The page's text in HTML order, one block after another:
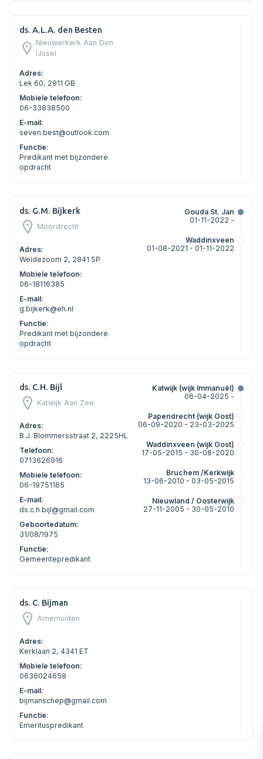
ds. A.L.A. den Besten
Nieuwerkerk Aan Den
IJssel
Adres:
Lek 60, 2911 GB
Mobiele telefoon:
06-33838500
E-mail:
seven.best@outlook.com
Functie:
Predikant met bijzondere
opdracht
ds. G.M. Bijkerk
Moordrecht
Adres:
Weidezoom 2, 2841 SP
Mobiele telefoon:
06-18116385
E-mail:
g.bijkerk@eh.nl
Functie:
Predikant met bijzondere
opdracht
Gouda St. Jan
01-11-2022 -
Waddinxveen
01-08-2021 - 01-11-2022
ds. C.H. Bijl
Katwijk Aan Zee
Adres:
B.J. Blommersstraat 2, 2225HL
Telefoon:
0713626916
Mobiele telefoon:
06-19751165
E-mail:
ds.c.h.bijl@gmail.com
Geboortedatum:
31/08/1975
Functie:
Gemeentepredikant
Katwijk (wijk Immanuël)
06-04-2025 -
Papendrecht (wijk Oost)
06-09-2020 - 23-03-2025
Waddinxveen (wijk Oost)
17-05-2015 - 30-08-2020
Bruchem /Kerkwijk
13-06-2010 - 03-05-2015
Nieuwland / Oosterwijk
27-11-2005 - 30-05-2010
ds. C. Bijman
Arnemuiden
Adres:
Kerklaan 2, 4341 ET
Mobiele telefoon:
0636024658
E-mail:
bijmanschep@gmail.com
Functie:
Emerituspredikant